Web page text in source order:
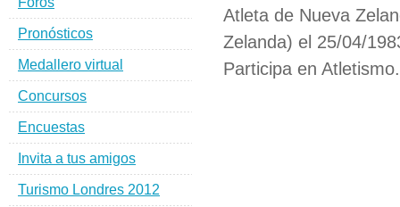
Atleta de Nueva
Zelanda) el 25/04/
Participa en Atletismo.
Pronósticos
Medallero virtual
Concursos
Encuestas
Invita a tus amigos
Turismo Londres 2012